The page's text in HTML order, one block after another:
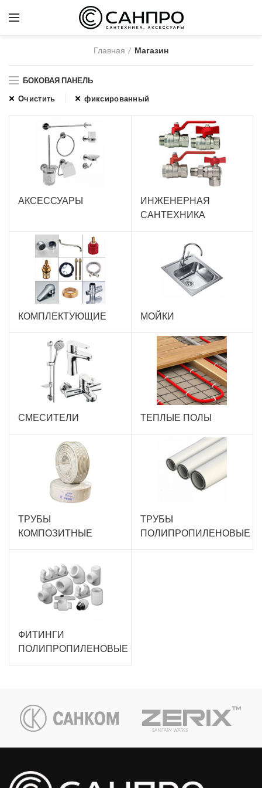
Главная Магазин
БОКОВАЯ ПАНЕЛЬ
Очистить
фиксированный
АКСЕССУАРЫ
ИНЖЕНЕРНАЯ
САНТЕХНИКА
КОМПЛЕКТУЮЩИЕ МОЙКИ
СМЕСИТЕЛИ ТЕПЛЫЕ ПОЛЫ
ТРУБЫ
КОМПОЗИТНЫЕ
ТРУБЫ
ПОЛИПРОПИЛЕНОВЫЕ
ФИТИНГИ
ПОЛИПРОПИЛЕНОВЫЕ